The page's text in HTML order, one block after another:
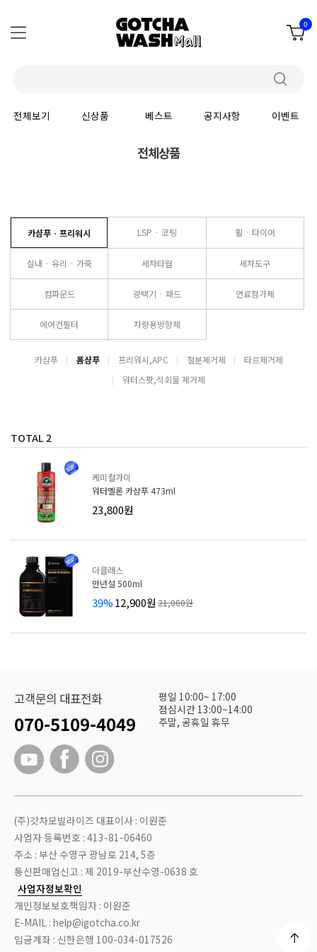
0
전체보기 신상품 베스트 공지사항 이벤트
전체상품
카샴푸 · 프리워시 LSP · 코팅 휠 · 타이어
실내 · 유리 · 가죽 세차타월 세차도구
컴파운드 광택기 · 패드 연료첨가제
에어컨필터 차량용방향제
카샴푸 폼샴푸 프리워시,APC 철분제거제
타르제거제
워터스팟,석회물 제거제
TOTAL2
케미컬가이
워터멜론 카샴푸 473ml
23,800원
더클래스
만년설 500ml
39%12,900원 21,000원
고객문의 대표전화
070-5109-4049
평일 10:00~ 17:00
점심시간 13:00~14:00
주말, 공휴일 휴무
(주)갓차모빌라이즈 대표이사 : 이원준
사업자 등록번호 : 413-81-06460
주소 : 부산 수영구 광남로 214, 5층
통신판매업신고 : 제 2019-부산수영-0638 호
사업자정보확인
개인정보보호책임자 : 이원준
E-MAIL : help@igotcha.co.kr
입금계좌 : 신한은행 100-034-017526